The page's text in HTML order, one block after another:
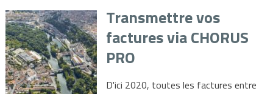
Transmettre vos
factures via CHORUS
PRO
D'ici 2020, toutes les factures entre